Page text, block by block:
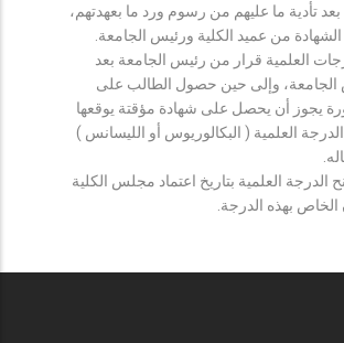
بعد تأدية ما عليهم من رسوم ورد ما بعهدتهم،
الشهادة من عميد الكلية ورئيس الجامعة.
العلمية قرار من رئيس الجامعة بعد
وإلى حين حصول الطالب على
يجوز أن يحصل على شهادة مؤقتة يوقعها
الدرجة العلمية ( البكالوريوس أو الليسانس )
الدرجة العلمية بتاريخ اعتماد مجلس الكلية
الخاص بهذه الدرجة.